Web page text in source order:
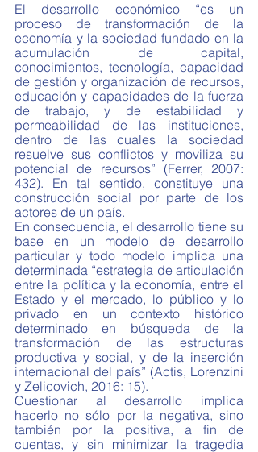
El desarrollo económico “es un
proceso de transformación de la
economía y la sociedad fundado en la
acumulación de capital,
conocimientos, tecnología, capacidad
de gestión y organización de recursos,
educación y capacidades de la fuerza
de trabajo, y de estabilidad y
permeabilidad de las instituciones,
dentro de las cuales la sociedad
resuelve sus conflictos y moviliza su
potencial de recursos” (Ferrer, 2007:
432). En tal sentido, constituye una
construcción social por parte de los
actores de un país.
En consecuencia, el desarrollo tiene su
base en un modelo de desarrollo
particular y todo modelo implica una
determinada “estrategia de articulación
entre la política y la economía, entre el
Estado y el mercado, lo público y lo
privado en un contexto histórico
determinado en búsqueda de la
transformación de las estructuras
productiva y social, y de la inserción
internacional del país” (Actis, Lorenzini
y Zelicovich, 2016: 15).
Cuestionar al desarrollo implica
hacerlo no sólo por la negativa, sino
también por la positiva, a fin de
cuentas, y sin minimizar la tragedia